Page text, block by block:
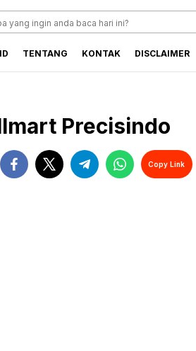
TENTANG KONTAK DISCLAIMER
Precisindo
Copy Link